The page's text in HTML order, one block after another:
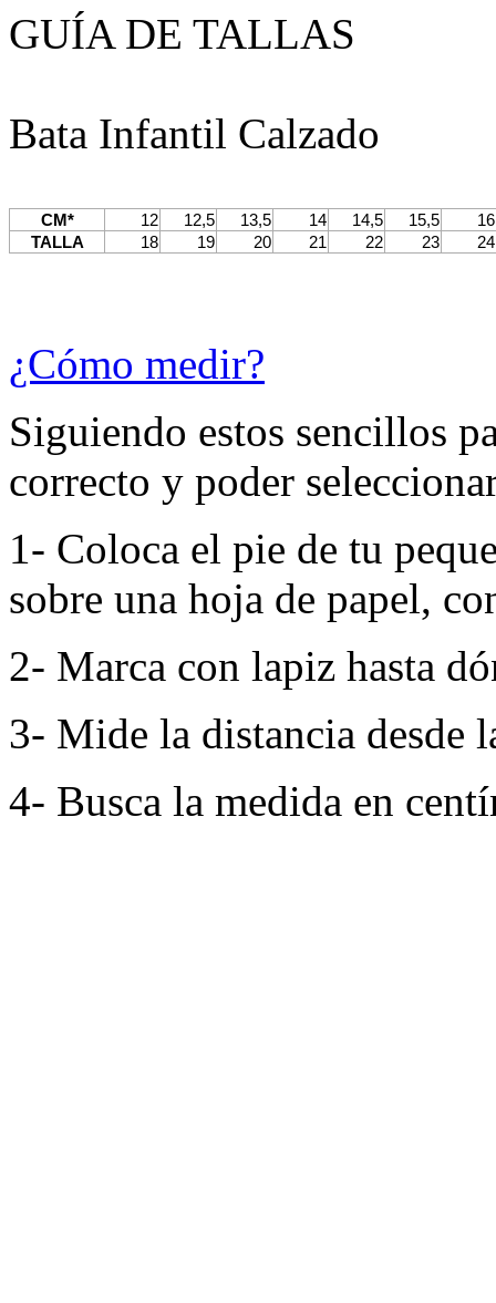
GUÍA DE TALLAS
Bata Infantil Calzado
CM* 12 12,5 13,5 14 14,5 15,5
16
TALLA
18 19 20 21 22 23 24
¿Cómo medir?
Siguiendo estos sencillos
correcto y poder
1- Coloca el pie de tu
sobre una hoja de papel,
2- Marca con lapiz hasta
3- Mide la distancia desde
4- Busca la medida en